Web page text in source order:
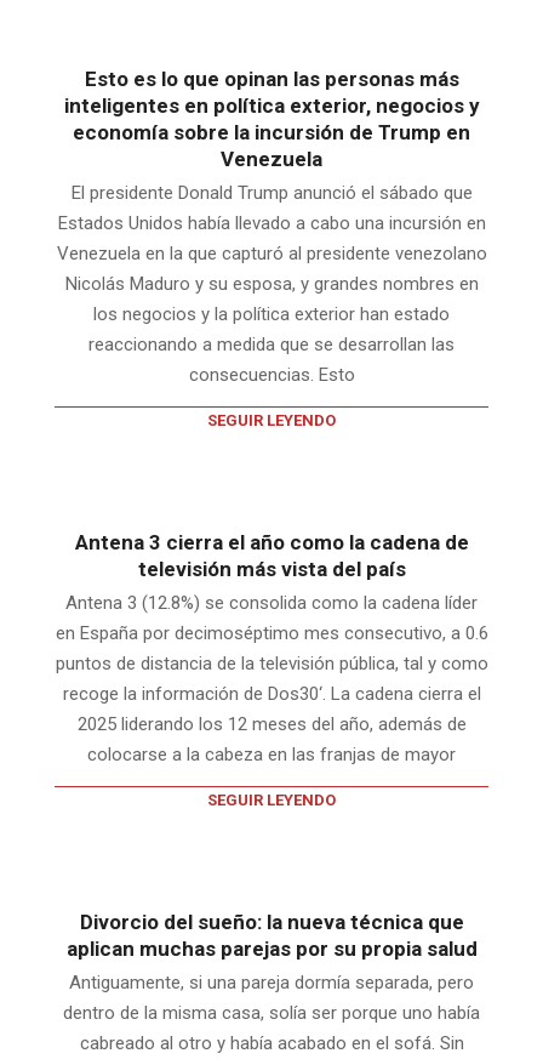
Esto es lo que opinan las personas más
inteligentes en política exterior, negocios y
economía sobre la incursión de Trump en
Venezuela
El presidente Donald Trump anunció el sábado que
Estados Unidos había llevado a cabo una incursión en
Venezuela en la que capturó al presidente venezolano
Nicolás Maduro y su esposa, y grandes nombres en
los negocios y la política exterior han estado
reaccionando a medida que se desarrollan las
consecuencias. Esto
SEGUIR LEYENDO
Antena 3 cierra el año como la cadena de
televisión más vista del país
Antena 3 (12.8%) se consolida como la cadena líder
en España por decimoséptimo mes consecutivo, a 0.6
puntos de distancia de la televisión pública, tal y como
recoge la información de Dos30‘. La cadena cierra el
2025 liderando los 12 meses del año, además de
colocarse a la cabeza en las franjas de mayor
SEGUIR LEYENDO
Divorcio del sueño: la nueva técnica que
aplican muchas parejas por su propia salud
Antiguamente, si una pareja dormía separada, pero
dentro de la misma casa, solía ser porque uno había
cabreado al otro y había acabado en el sofá. Sin